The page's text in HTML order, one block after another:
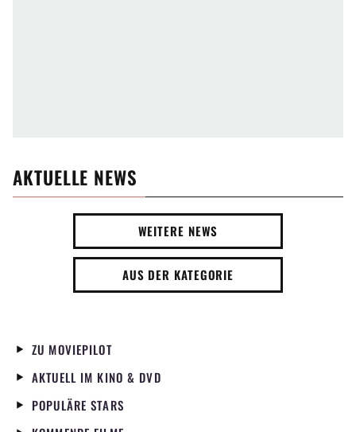
AKTUELLE NEWS
WEITERE NEWS
AUS DER KATEGORIE
ZU MOVIEPILOT
AKTUELL IM KINO & DVD
POPULÄRE STARS